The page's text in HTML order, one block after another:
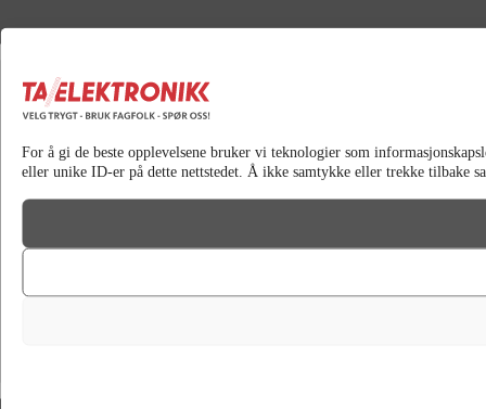
For å gi de beste opplevelsene bruker vi teknologier som
eller unike ID-er på dette nettstedet. Å ikke samtykke eller trekke tilbake